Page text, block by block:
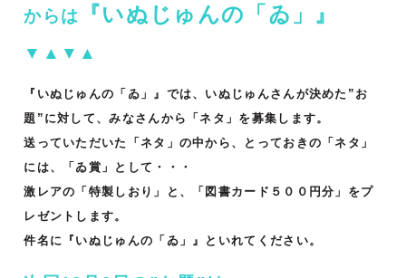
からは 『いぬじゅんの「ゐ」』
▼▲▼▲
『いぬじゅんの「ゐ」』では、いぬじゅんさんが決めた”お
題”に対して、みなさんから「ネタ」を募集します。
送っていただいた「ネタ」の中から、とっておきの「ネタ」
には、「ゐ賞」として・・・
激レアの「特製しおり」と、「図書カード５００円分」をプ
レゼントします。
件名に『いぬじゅんの「ゐ」』といれてください。